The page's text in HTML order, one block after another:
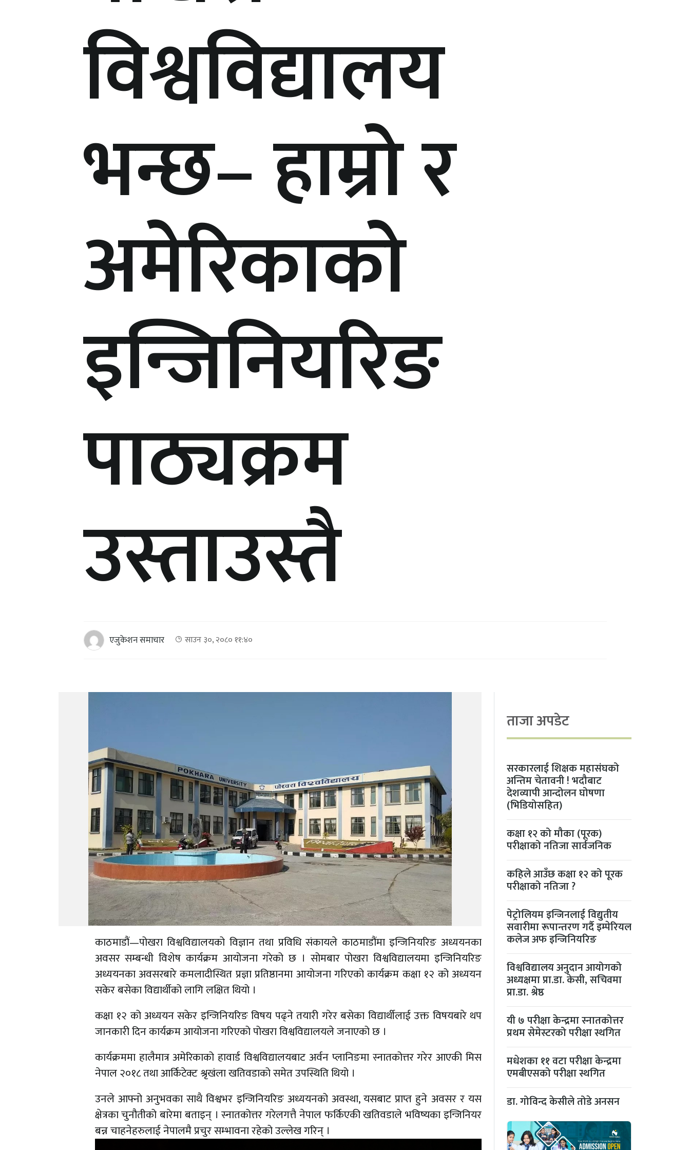
विश्वविद्यालय
भन्छ– हाम्रो र
अमेरिकाको
इन्जिनियरिङ
पाठ्यक्रम
उस्ताउस्तै
एजुकेशन समाचार साउन ३०, २०८० ११:४०
काठमाडौं—पोखरा विश्वविद्यालयको विज्ञान तथा प्रविधि संकायले काठमाडौंमा इन्जिनियरिङ अध्ययनका
अवसर सम्बन्धी विशेष कार्यक्रम आयोजना गरेको छ । सोमबार पोखरा विश्वविद्यालयमा इन्जिनियरिङ
अध्ययनका अवसरबारे कमलादीस्थित प्रज्ञा प्रतिष्ठानमा आयोजना गरिएको कार्यक्रम कक्षा १२ को अध्ययन
सकेर बसेका विद्यार्थीको लागि लक्षित थियो ।
कक्षा १२ को अध्ययन सकेर इन्जिनियरिङ विषय पढ्ने तयारी गरेर बसेका विद्यार्थीलाई उक्त विषयबारे थप
जानकारी दिन कार्यक्रम आयोजना गरिएको पोखरा विश्वविद्यालयले जनाएको छ ।
कार्यक्रममा हालैमात्र अमेरिकाको हावार्ड विश्वविद्यालयबाट अर्वन प्लानिङमा स्नातकोत्तर गरेर आएकी मिस
नेपाल २०१८ तथा आर्किटेक्ट श्रृखंला खतिवडाको समेत उपस्थिति थियो ।
उनले आफ्नो अनुभवका साथै विश्वभर इन्जिनियरिङ अध्ययनको अवस्था, यसबाट प्राप्त हुने अवसर र यस
क्षेत्रका चुनौतीको बारेमा बताइन् । स्नातकोत्तर गरेलगत्तै नेपाल फर्किएकी खतिवडाले भविष्यका इन्जिनियर
बन्न चाहनेहरुलाई नेपालमै प्रचुर सम्भावना रहेको उल्लेख गरिन् ।
ताजा अपडेट
सरकारलाई शिक्षक महासंघको
अन्तिम चेतावनी ! भदौबाट
देशव्यापी आन्दोलन घोषणा
(भिडियोसहित)
कक्षा १२ को मौका (पूरक)
परीक्षाको नतिजा सार्वजनिक
कहिले आउँछ कक्षा १२ को पूरक
परीक्षाको नतिजा ?
पेट्रोलियम इन्जिनलाई विद्युतीय
सवारीमा रूपान्तरण गर्दै इम्पेरियल
कलेज अफ इन्जिनियरिङ
विश्वविद्यालय अनुदान आयोगको
अध्यक्षमा प्रा.डा. केसी, सचिवमा
प्रा.डा. श्रेष्ठ
यी ७ परीक्षा केन्द्रमा स्नातकोत्तर
प्रथम सेमेस्टरको परीक्षा स्थगित
मधेशका ११ वटा परीक्षा केन्द्रमा
एमबीएसको परीक्षा स्थगित
डा. गोविन्द केसीले तोडे अनसन